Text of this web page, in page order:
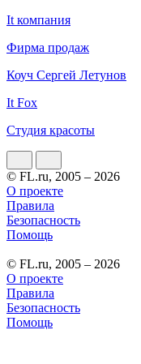
It компания
Фирма продаж
Коуч Сергей Летунов
It Fox
Студия красоты
© FL.ru, 2005 – 2026
О проекте
Правила
Безопасность
Помощь
© FL.ru, 2005 – 2026
О проекте
Правила
Безопасность
Помощь